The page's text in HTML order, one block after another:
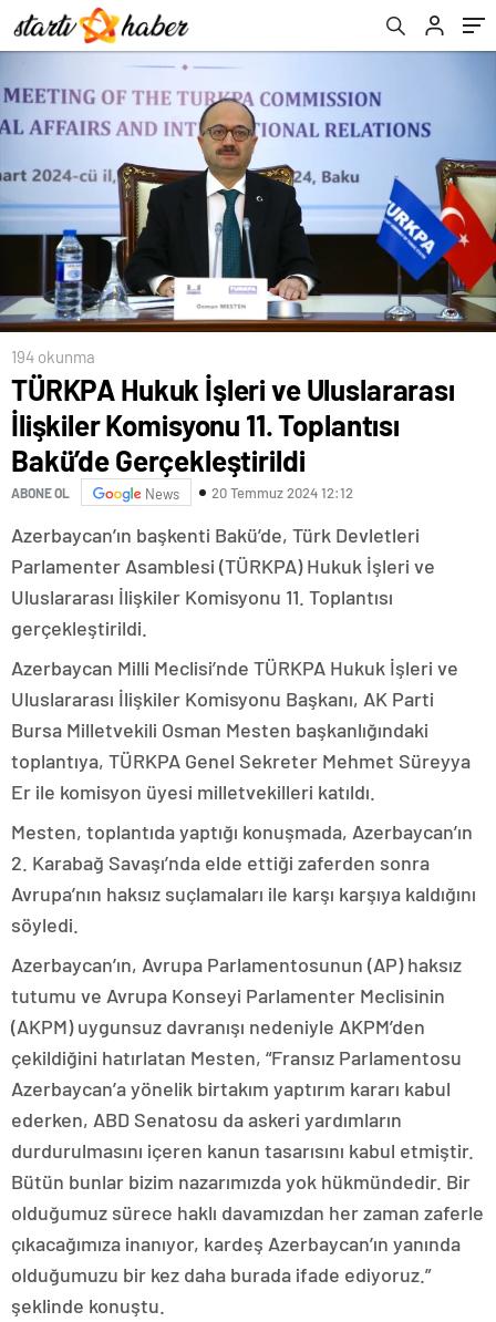
Gerçekleştirildi
194 okunma
TÜRKPA Hukuk İşleri ve Uluslararası
İlişkiler Komisyonu 11. Toplantısı
Bakü’de Gerçekleştirildi
ABONE OL News 20 Temmuz 2024 12:12
Azerbaycan’ın başkenti Bakü’de, Türk Devletleri
Parlamenter Asamblesi (TÜRKPA) Hukuk İşleri ve
Uluslararası İlişkiler Komisyonu 11. Toplantısı
gerçekleştirildi.
Azerbaycan Milli Meclisi’nde TÜRKPA Hukuk İşleri ve
Uluslararası İlişkiler Komisyonu Başkanı, AK Parti
Bursa Milletvekili Osman Mesten başkanlığındaki
toplantıya, TÜRKPA Genel Sekreter Mehmet Süreyya
Er ile komisyon üyesi milletvekilleri katıldı.
Mesten, toplantıda yaptığı konuşmada, Azerbaycan’ın
2. Karabağ Savaşı’nda elde ettiği zaferden sonra
Avrupa’nın haksız suçlamaları ile karşı karşıya kaldığını
söyledi.
Azerbaycan’ın, Avrupa Parlamentosunun (AP) haksız
tutumu ve Avrupa Konseyi Parlamenter Meclisinin
(AKPM) uygunsuz davranışı nedeniyle AKPM’den
çekildiğini hatırlatan Mesten, “Fransız Parlamentosu
Azerbaycan’a yönelik birtakım yaptırım kararı kabul
ederken, ABD Senatosu da askeri yardımların
durdurulmasını içeren kanun tasarısını kabul etmiştir.
Bütün bunlar bizim nazarımızda yok hükmündedir. Bir
olduğumuz sürece haklı davamızdan her zaman zaferle
çıkacağımıza inanıyor, kardeş Azerbaycan’ın yanında
olduğumuzu bir kez daha burada ifade ediyoruz.”
şeklinde konuştu.